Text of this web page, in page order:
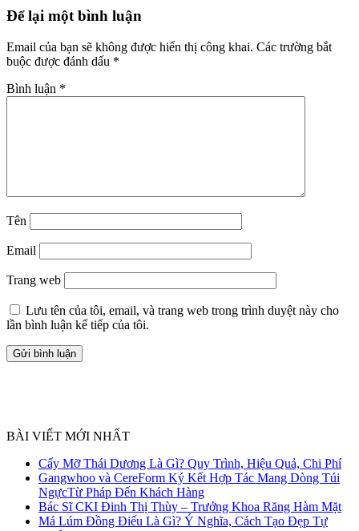
Để lại một bình luận
Email của bạn sẽ không được hiển thị công khai. Các trường bắt
buộc được đánh dấu *
Bình luận *
Tên
Email
Trang web
Lưu tên của tôi, email, và trang web trong trình duyệt này cho
lần bình luận kế tiếp của tôi.
BÀI VIẾT MỚI NHẤT
Cấy Mỡ Thái Dương Là Gì? Quy Trình, Hiệu Quả, Chi Phí
Gangwhoo và CereForm Ký Kết Hợp Tác Mang Dòng Túi
NgựcTừ Pháp Đến Khách Hàng
Bác Sĩ CKI Đinh Thị Thùy – Trưởng Khoa Răng Hàm Mặt
Má Lúm Đồng Điếu Là Gì? Ý Nghĩa, Cách Tạo Đẹp Tự